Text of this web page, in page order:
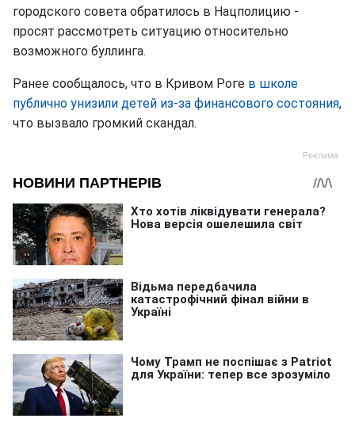
городского совета обратилось в Нацполицию -
просят рассмотреть ситуацию относительно
возможного буллинга.
Ранее сообщалось, что в Кривом Роге в школе
публично унизили детей из-за финансового состояния,
что вызвало громкий скандал.